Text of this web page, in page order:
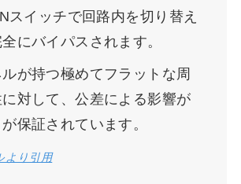
スイッチで回路内を切り替え
にバイパスされます。
が持つ極めてフラットな周
対して、公差による影響が
保証されています。
より引用